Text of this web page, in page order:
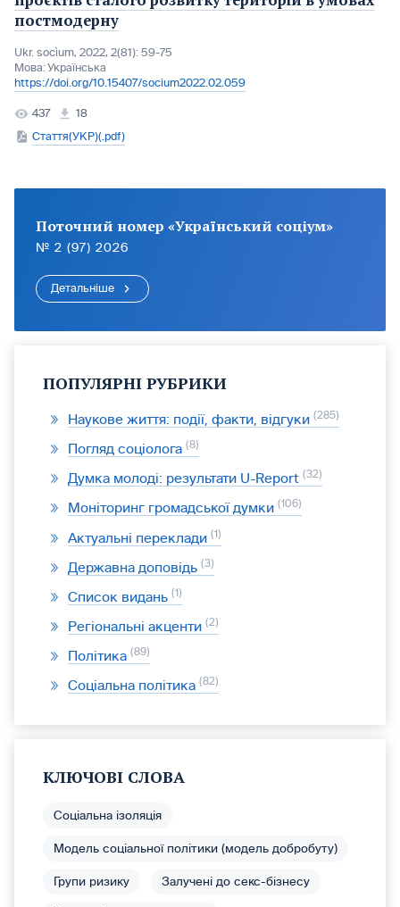
постмодерну
Ukr. socìum, 2022, 2(81): 59-75
Мова:Українська
https://doi.org/10.15407/socium2022.02.059
437
18
Стаття(УКР)(.pdf)
Поточний номер «Український соціум»
№ 2 (97) 2026
Детальніше
ПОПУЛЯРНІ РУБРИКИ
Наукове життя: події, факти, відгуки 285
Погляд соціолога 8
Думка молоді: результати U-Report 32
Моніторинг громадської думки 106
Актуальні переклади 1
Державна доповідь 3
Список видань 1
Регіональні акценти 2
Політика 89
Соціальна політика 82
КЛЮЧОВІ СЛОВА
Соціальна ізоляція
Модель соціальної політики (модель добробуту)
Групи ризику Залучені до секс-бізнесу